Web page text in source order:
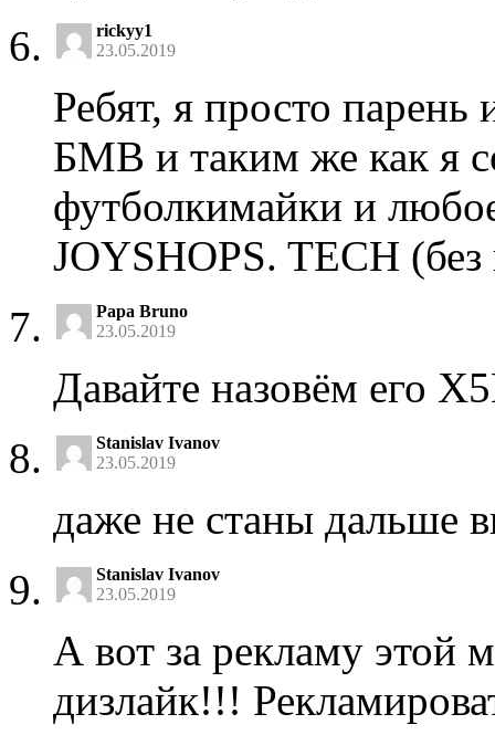
rickyy1
23.05.2019
Ребят, я просто
БМВ и таким же как я
футболкимайки и
JOYSHOPS. TECH (без
Papa Bruno
23.05.2019
Давайте назовём его
Stanislav Ivanov
23.05.2019
даже не станы дальше
Stanislav Ivanov
23.05.2019
А вот за рекламу этой
дизлайк!!!